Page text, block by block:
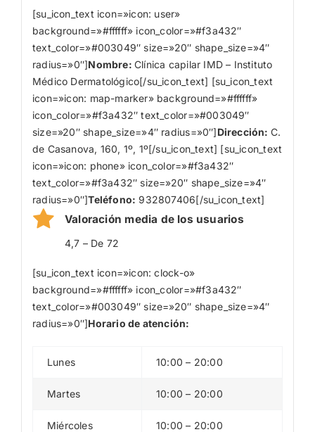
[su_icon_text icon=»icon: user»
background=»#ffffff» icon_color=»#f3a432″
text_color=»#003049″ size=»20″ shape_size=»4″
radius=»0″]Nombre: Clínica capilar IMD – Instituto
Médico Dermatológico[/su_icon_text] [su_icon_text
icon=»icon: map-marker» background=»#ffffff»
icon_color=»#f3a432″ text_color=»#003049″
size=»20″ shape_size=»4″ radius=»0″]Dirección: C.
de Casanova, 160, 1º, 1º[/su_icon_text] [su_icon_text
icon=»icon: phone» icon_color=»#f3a432″
text_color=»#f3a432″ size=»20″ shape_size=»4″
radius=»0″]Teléfono: 932807406[/su_icon_text]
Valoración media de los usuarios
4,7 – De 72
[su_icon_text icon=»icon: clock-o»
background=»#ffffff» icon_color=»#f3a432″
text_color=»#003049″ size=»20″ shape_size=»4″
radius=»0″]Horario de atención:
Lunes 10:00 – 20:00
Martes 10:00 – 20:00
Miércoles 10:00 – 20:00